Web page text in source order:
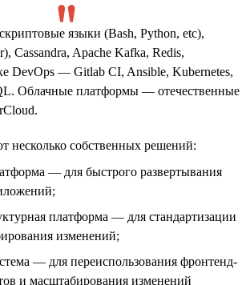
языки (Bash, Python, etc),
Cassandra, Apache Kafka, Redis,
DevOps — Gitlab CI, Ansible, Kubernetes,
Облачные платформы — отечественные
несколько собственных решений:
— для быстрого развертывания
платформа — для стандартизации
изменений;
— для переиспользования фронтенд-
и масштабирования изменений